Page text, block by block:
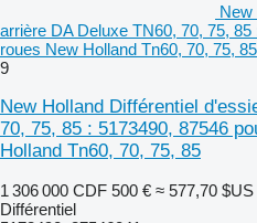
New
arrière DA Deluxe TN60, 70, 75,
roues New Holland Tn60, 70, 75, 85
9
New Holland Différentiel
70, 75, 85 : 5173490, 87546
Holland Tn60, 70, 75, 85
1 306 000 CDF 500 € ≈ 577,70 $US
Différentiel